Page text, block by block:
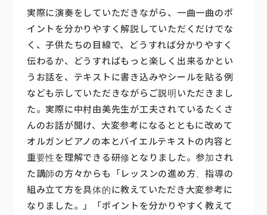
実際に演奏をしていただきながら、一曲一曲のポ
イントを分かりやすく解説していただくだけでな
く、子供たちの目線で、どうすれば分かりやすく
伝わるか、どうすればもっと楽しく出来るかとい
うお話を、テキストに書き込みやシールを貼る例
なども示していただきながらご説明いただきまし
た。実際に中村由美先生が工夫されているたくさ
んのお話が聞け、大変参考になるとともに改めて
オルガンピアノの本とバイエルテキストの内容と
重要性を理解できる研修となりました。参加され
た講師の方々からも「レッスンの進め方、指導の
組み立て方を具体的に教えていただき大変参考に
なりました。」「ポイントを分かりやすく教えて